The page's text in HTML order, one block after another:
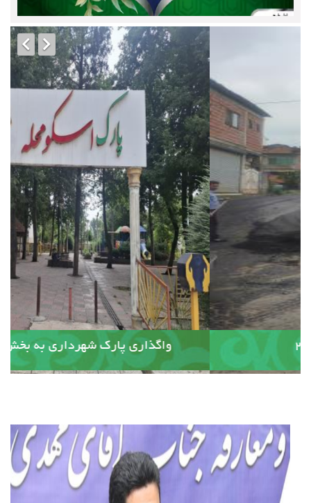
آسفالت کوچه وصال ۲۰